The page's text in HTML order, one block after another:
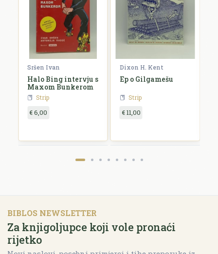
Sršen Ivan
Halo Bing intervju s
Maxom Bunkerom
Strip
€ 6,00
Dixon H. Kent
Ep o Gilgamešu
Strip
€ 11,00
BIBLOS NEWSLETTER
Za knjigoljupce koji vole pronaći
rijetko